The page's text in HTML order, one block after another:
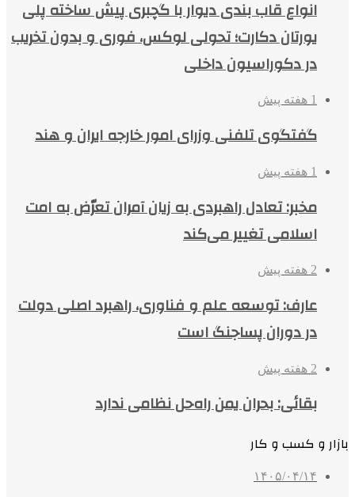
انواع قاب بندی دیوار با گچبری پیش ساخته پلی
یورتان دکارت؛ تحولی لوکس، فوری و بدون تخریب
در دکوراسیون داخلی
1 هفته پیش
گفتگوی تلفنی وزرای امور خارجه ایران و هند
1 هفته پیش
مخبر: تعادل راهبردی به زیان آمران تعرّض به امت
اسلامی تغییر می‌کند
2 هفته پیش
عارف: توسعه علم و فناوری، راهبرد اصلی دولت
در دوران پساجنگ است
2 هفته پیش
بقائی: بحران یمن راه‌حل نظامی ندارد
بازار و کسب و کار
۱۴۰۵/۰۴/۱۴